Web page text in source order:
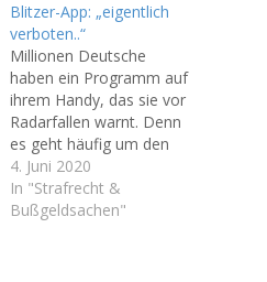
Blitzer-App: „eigentlich
verboten..“
Millionen Deutsche
haben ein Programm auf
ihrem Handy, das sie vor
Radarfallen warnt. Denn
es geht häufig um den
Führerschein. Doch
Achtung: Für Autofahrer
ist die Nutzung einer
4. Juni 2020
In "Strafrecht &
Bußgeldsachen"